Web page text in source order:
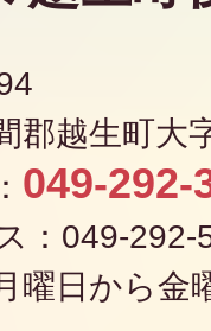
郡越生町大
049-292-
：049-292-
曜日から金